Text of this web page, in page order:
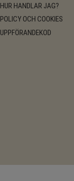
HUR HANDLAR JAG?
POLICY OCH COOKIES
UPPFÖRANDEKOD